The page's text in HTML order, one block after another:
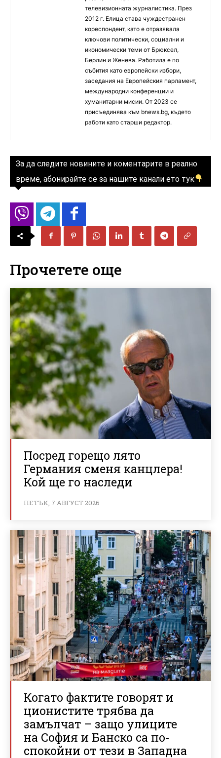
телевизионната журналистика. През
2012 г. Елица става чуждестранен
кореспондент, като е отразявала
ключови политически, социални и
икономически теми от Брюксел,
Берлин и Женева. Работила е по
събития като европейски избори,
заседания на Европейския парламент,
международни конференции и
хуманитарни мисии. От 2023 се
присъединява към bnews.bg, където
работи като старши редактор.
За да следите новините и коментарите в реално
време, абонирайте се за нашите канали ето тук
Прочетете още
Посред горещо лято
Германия сменя канцлера!
Кой ще го наследи
ПЕТЪК, 7 АВГУСТ 2026
Когато фактите говорят и
ционистите трябва да
замълчат – защо улиците
на София и Банско са по-
спокойни от тези в Западна